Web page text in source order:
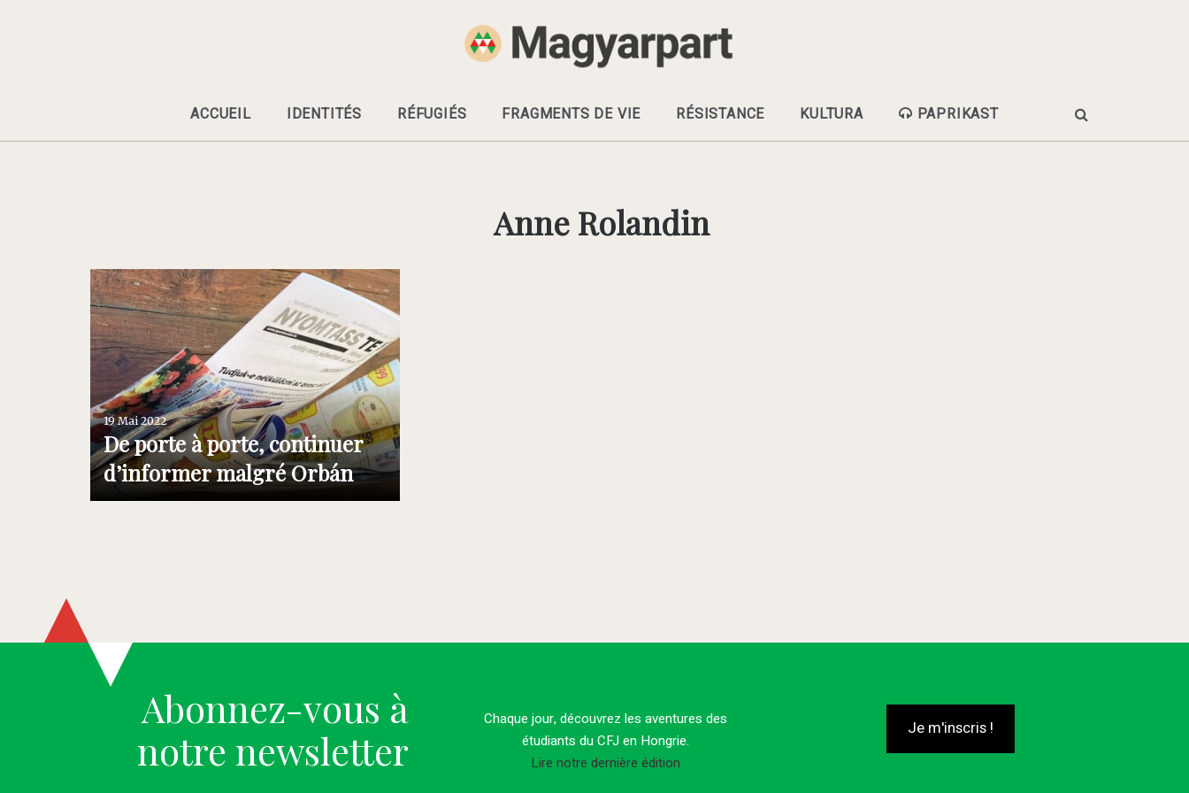
ACCUEIL IDENTITÉS RÉFUGIÉS FRAGMENTS DE VIE RÉSISTANCE KULTURA PAPRIKAST
Anne Rolandin
19 Mai 2022
De porte à porte, continuer
d’informer malgré Orbán
Abonnez-vous à
notre newsletter
Chaque jour, découvrez les aventures des
étudiants du CFJ en Hongrie.
Lire notre dernière édition
Je m'inscris !